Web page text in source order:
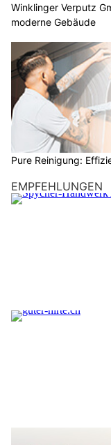
Winklinger Verputz
moderne Gebäude
Pure Reinigung:
EMPFEHLUNGEN